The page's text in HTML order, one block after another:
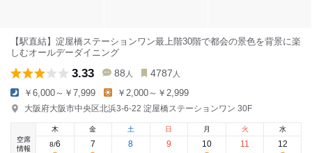
【駅直結】淀屋橋ステーションワン最上階30階で都会の景色を背景に楽
しむオールデーダイニング
3.33 88 人 4787 人
￥6,000～￥7,999 ￥2,000～￥2,999
大阪府大阪市中央区北浜3-6-22 淀屋橋ステーションワン 30F
空席
情報
木
8/6
金
7
土
8
日
9
月
10
火
11
水
12